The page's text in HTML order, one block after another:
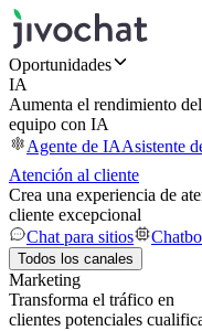
Oportunidades
IA
Aumenta el rendimiento del
equipo con IA
Agente de IAAsistente
Atención al cliente
Crea una experiencia de
cliente excepcional
Chat para sitios
Todos los canales
Marketing
Transforma el tráfico en
clientes potenciales